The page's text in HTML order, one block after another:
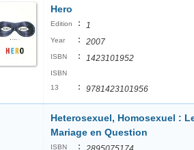
Hero
Edition : 1
Year : 2007
ISBN : 1423101952
ISBN
13
: 9781423101956
Heterosexuel, Homosexuel :
Mariage en Question
ISBN :